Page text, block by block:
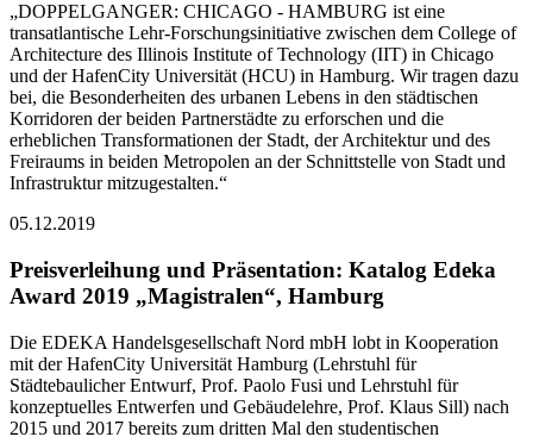
„DOPPELGANGER: CHICAGO - HAMBURG ist eine
transatlantische Lehr-Forschungsinitiative zwischen dem College of
Architecture des Illinois Institute of Technology (IIT) in Chicago
und der HafenCity Universität (HCU) in Hamburg. Wir tragen dazu
bei, die Besonderheiten des urbanen Lebens in den städtischen
Korridoren der beiden Partnerstädte zu erforschen und die
erheblichen Transformationen der Stadt, der Architektur und des
Freiraums in beiden Metropolen an der Schnittstelle von Stadt und
Infrastruktur mitzugestalten.“
05.12.2019
Preisverleihung und Präsentation: Katalog Edeka
Award 2019 „Magistralen“, Hamburg
Die EDEKA Handelsgesellschaft Nord mbH lobt in Kooperation
mit der HafenCity Universität Hamburg (Lehrstuhl für
Städtebaulicher Entwurf, Prof. Paolo Fusi und Lehrstuhl für
konzeptuelles Entwerfen und Gebäudelehre, Prof. Klaus Sill) nach
2015 und 2017 bereits zum dritten Mal den studentischen